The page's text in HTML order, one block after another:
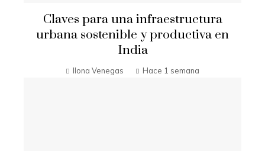
Claves para una infraestructura
urbana sostenible y productiva en
India
Ilona Venegas Hace 1 semana